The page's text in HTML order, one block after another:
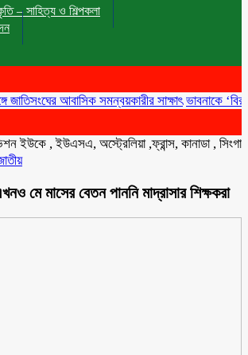
– সাহিত্য ও শিল্পকলা
আবাসিক সমন্বয়কারীর সাক্ষাৎ ভাবনাকে ‘বিরল
, ইউএসএ, অস্ট্রেলিয়া ,ফ্রান্স, কানাডা , সিংগাপুর ,
মে মাসের বেতন পাননি মাদ্রাসার শিক্ষকরা